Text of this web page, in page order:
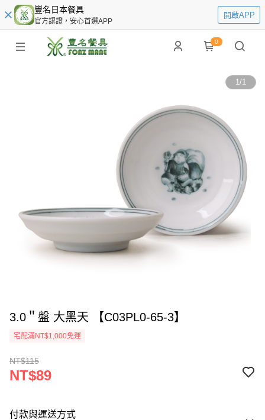
豐名日本餐具
官方認證，安心首選APP
開啟APP
0
1/1
3.0＂盤 大黑天 【C03PL0-65-3】
宅配滿NT$1,000免運
NT$115
NT$89
付款與運送方式